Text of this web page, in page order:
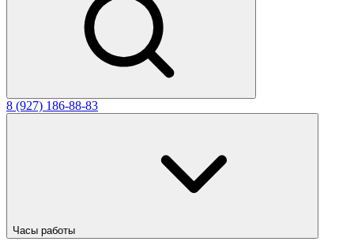
8 (927) 186-88-83
Часы работы